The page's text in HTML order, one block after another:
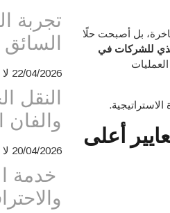
بل أصبحت حلًا
للشركات في
أعلى
تجربة
22/04/2026
النقل
والفان
20/04/2026
خدمة